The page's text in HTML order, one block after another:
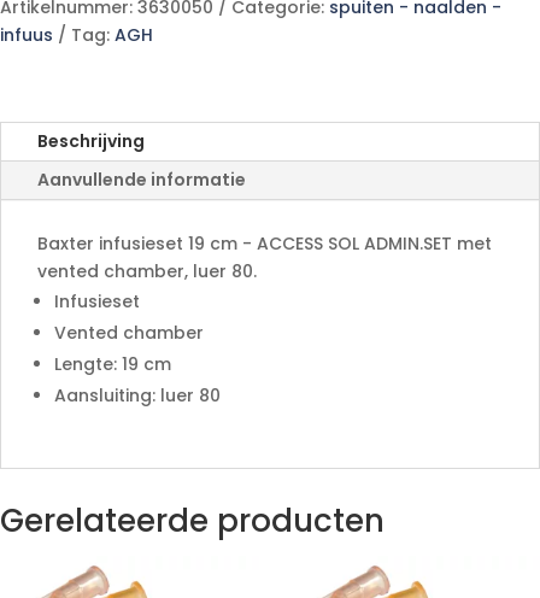
t
e
a
t
Artikelnummer: 3630050 Categorie: spuiten - naalden -
infuus
Tag: AGH
Beschrijving
Aanvullende informatie
Baxter infusieset 19 cm - ACCESS SOL ADMIN.SET met
vented chamber, luer 80.
Infusieset
Vented chamber
Lengte: 19 cm
Aansluiting: luer 80
Gerelateerde producten